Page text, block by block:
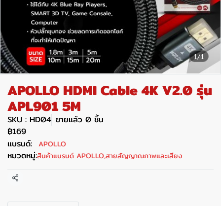
1/1
APOLLO HDMI Cable 4K V2.0 รุ่น
APL901 5M
SKU : HD04 ขายแล้ว 0 ชิ้น
฿169
แบรนด์: APOLLO
หมวดหมู่:สินค้าแบรนด์ APOLLO,สายสัญญาณภาพและเสียง
แชร์